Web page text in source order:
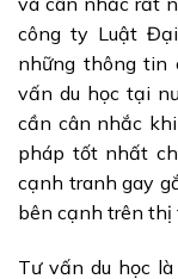
công ty Luật
những thông tin
vấn du học tại
cần cân nhắc
pháp tốt nhất
cạnh tranh gay
bên cạnh trên thị
Tư vấn du học